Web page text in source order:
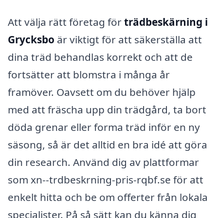
Att välja rätt företag förträdbeskärning i
Grycksbo är viktigt för att säkerställa att
dina träd behandlas korrekt och att de
fortsätter att blomstra i många år
framöver. Oavsett om du behöver hjälp
med att fräscha upp din trädgård, ta bort
döda grenar eller forma träd inför en ny
säsong, så är det alltid en bra idé att göra
din research. Använd dig av plattformar
som xn--trdbeskrning-pris-rqbf.se för att
enkelt hitta och be om offerter från lokala
specialister. På så sätt kan du känna dig